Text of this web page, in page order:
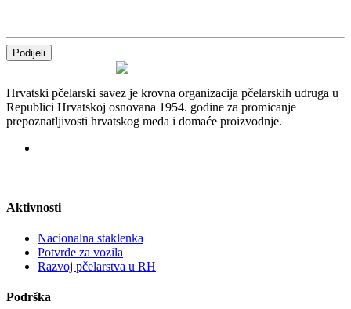
Podijeli
Hrvatski pčelarski savez je krovna organizacija pčelarskih udruga u
Republici Hrvatskoj osnovana 1954. godine za promicanje
prepoznatljivosti hrvatskog meda i domaće proizvodnje.
Aktivnosti
Nacionalna staklenka
Potvrde za vozila
Razvoj pčelarstva u RH
Podrška